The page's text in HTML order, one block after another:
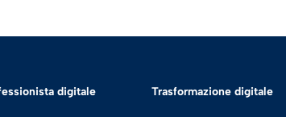
digitale Trasformazione digitale